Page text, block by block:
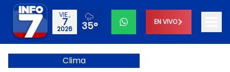
VIE.,
7
2026 35° EN VIVO
Clima